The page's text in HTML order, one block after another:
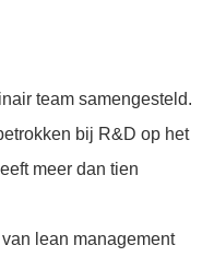
team samengesteld.
bij R&D op het
meer dan tien
lean management